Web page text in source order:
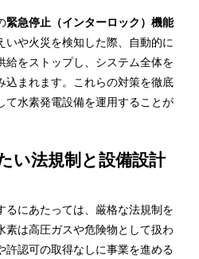
緊急停止（インターロック）機能
いや火災を検知した際、自動的に
給をストップし、システム全体を
込まれます。これらの対策を徹底
て水素発電設備を運用することが
い法規制と設備設計
るにあたっては、厳格な法規制を
素は高圧ガスや危険物として扱わ
許認可の取得なしに事業を進める